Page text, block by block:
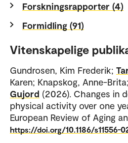
Forskningsrapporter (4)
Formidling (91)
Vitenskapelige
Gundrosen, Kim Frederik;
Karen; Knapskog, Anne-
Gujord (2026). Changes in
physical activity over one
European Review of Aging
https://doi.org/10.1186/s11556-